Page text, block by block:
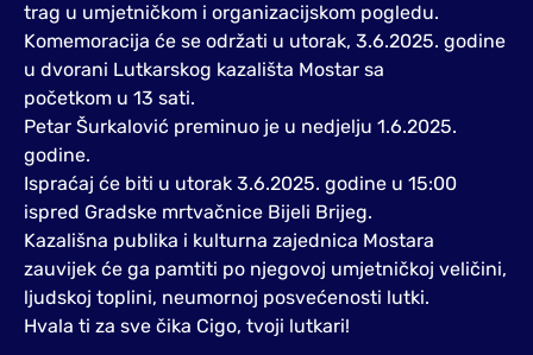
trag u umjetničkom i organizacijskom pogledu.
Komemoracija će se održati u utorak, 3.6.2025. godine
u dvorani Lutkarskog kazališta Mostar sa
početkom u 13 sati.
Petar Šurkalović preminuo je u nedjelju 1.6.2025.
godine.
Ispraćaj će biti u utorak 3.6.2025. godine u 15:00
ispred Gradske mrtvačnice Bijeli Brijeg.
Kazališna publika i kulturna zajednica Mostara
zauvijek će ga pamtiti po njegovoj umjetničkoj veličini,
ljudskoj toplini, neumornoj posvećenosti lutki.
Hvala ti za sve čika Cigo, tvoji lutkari!